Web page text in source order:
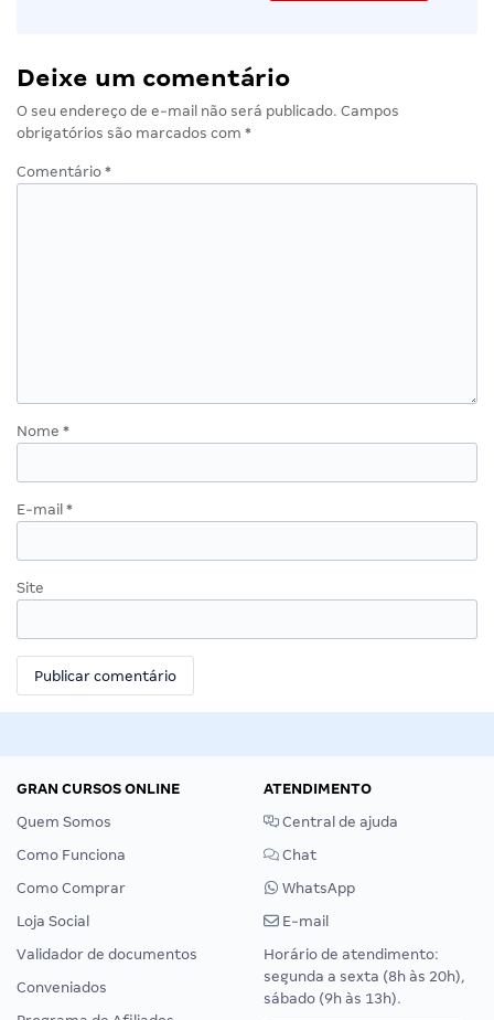
Deixe um comentário
O seu endereço de e-mail não será publicado. Campos
obrigatórios são marcados com *
Comentário *
Nome *
E-mail *
Site
GRAN CURSOS ONLINE
Quem Somos
Como Funciona
Como Comprar
Loja Social
Validador de documentos
Conveniados
ATENDIMENTO
Central de ajuda
Chat
WhatsApp
E-mail
Horário de atendimento:
segunda a sexta (8h às 20h),
sábado (9h às 13h).